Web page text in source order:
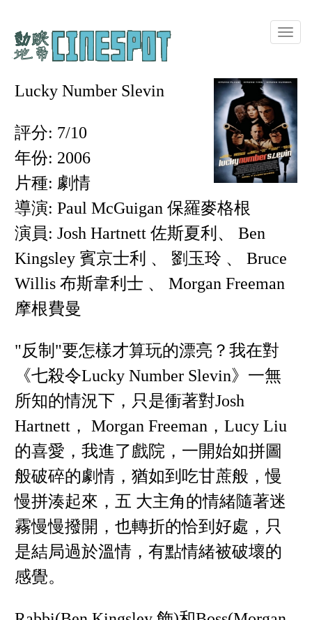
Toggle
Lucky Number Slevin
評分: 7/10
年份: 2006
片種: 劇情
導演: Paul McGuigan 保羅麥格根
演員: Josh Hartnett 佐斯夏利、 Ben
Kingsley 賓京士利 、 劉玉玲 、 Bruce
Willis 布斯韋利士 、 Morgan Freeman
摩根費曼
"反制"要怎樣才算玩的漂亮？我在對
《七殺令Lucky Number Slevin》一無
所知的情況下，只是衝著對Josh
Hartnett， Morgan Freeman，Lucy Liu
的喜愛，我進了戲院，一開始如拼圖
般破碎的劇情，猶如到吃甘蔗般，慢
慢拼湊起來，五 大主角的情緒隨著迷
霧慢慢撥開，也轉折的恰到好處，只
是結局過於溫情，有點情緒被破壞的
感覺。